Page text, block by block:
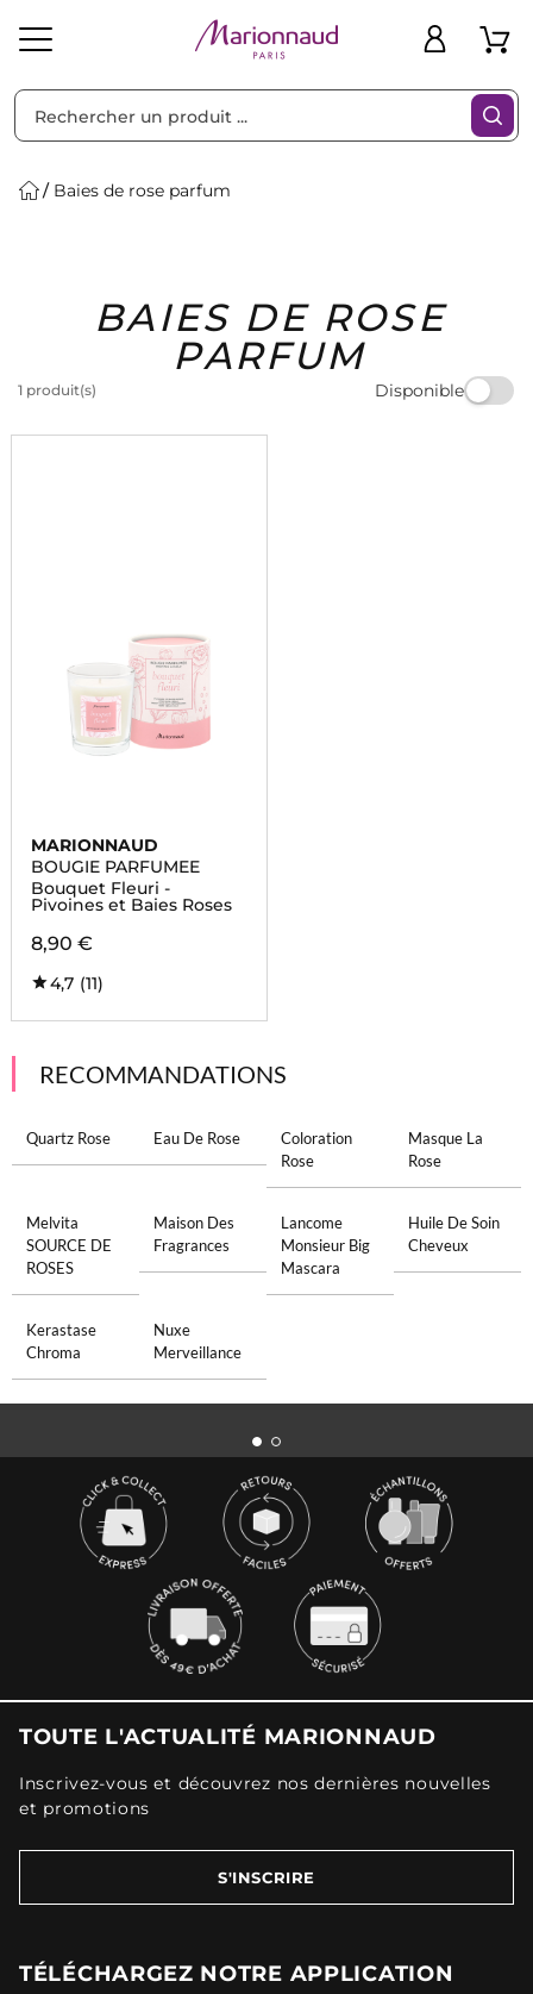
Solaire Homme Marques Idées
Cadeaux
Bons
Plans
Baies de rose parfum
BAIES DE ROSE
PARFUM
1 produit(s) Disponible
Filtres
MARIONNAUD
BOUGIE PARFUMEE
Bouquet Fleuri -
Pivoines et Baies Roses
8,90 €
4,7 (11)
RECOMMANDATIONS
Quartz Rose Eau De Rose
Coloration
Rose
Masque La
Rose
Melvita
SOURCE DE
ROSES
Maison Des
Fragrances
Lancome
Monsieur Big
Mascara
Huile De Soin
Cheveux
Kerastase
Chroma
Nuxe
Merveillance
TOUTE L'ACTUALITÉ MARIONNAUD
Inscrivez-vous et découvrez nos dernières nouvelles
et promotions
S'INSCRIRE
TÉLÉCHARGEZ NOTRE APPLICATION